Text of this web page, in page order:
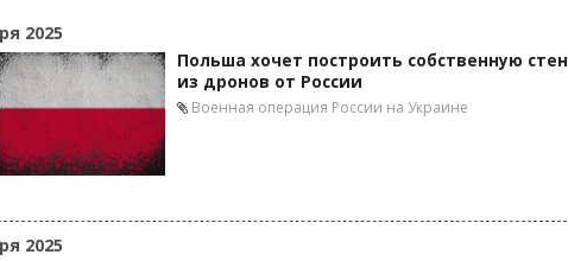
2025
Польша хочет построить собственную
из дронов от России
Военная операция России на Украине
2025